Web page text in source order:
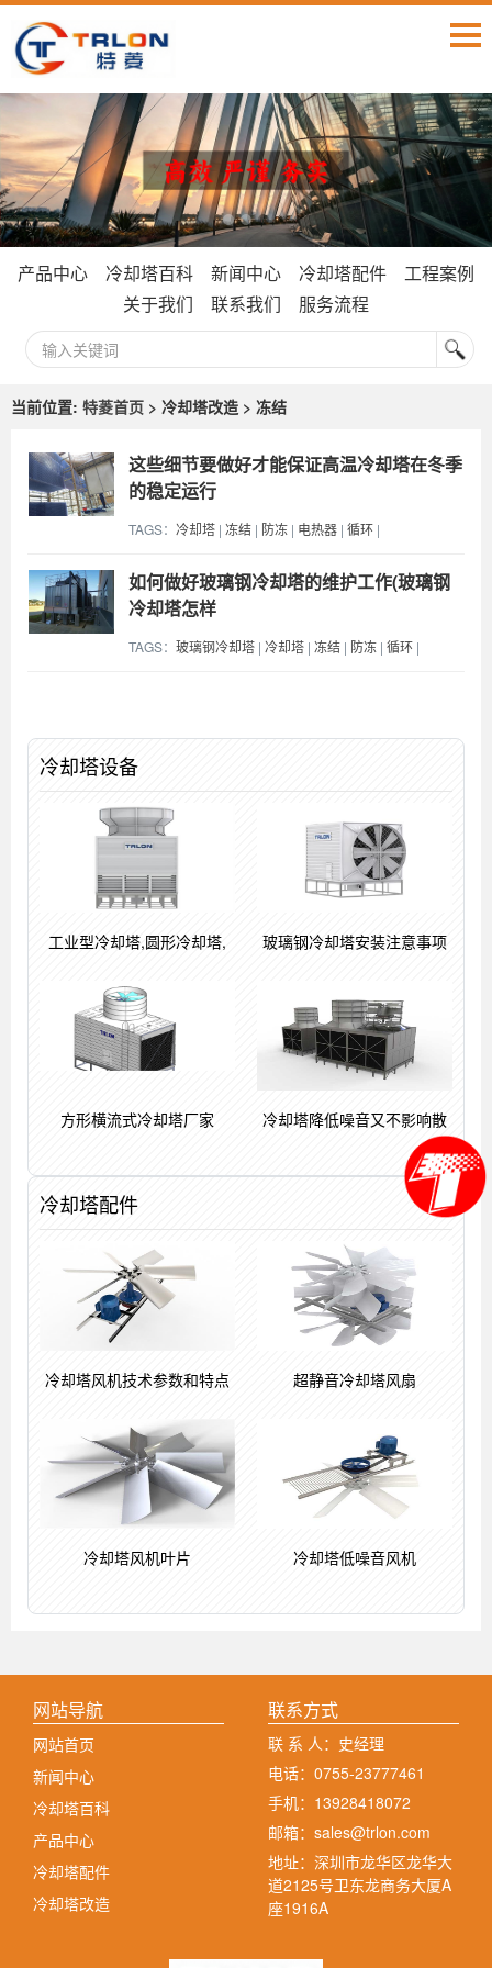
产品中心 冷却塔百科 新闻中心 冷却塔配件
工程案例
关于我们
联系我们 服务流程
当前位置: 特菱首页 > 冷却塔改造 > 冻结
这些细节要做好才能保证高温冷却塔在冬季
的稳定运行
TAGS： 冷却塔 | 冻结 | 防冻 | 电热器 | 循环 |
如何做好玻璃钢冷却塔的维护工作(玻璃钢
冷却塔怎样
TAGS： 玻璃钢冷却塔 | 冷却塔 | 冻结 | 防冻 | 循环 |
冷却塔设备
工业型冷却塔,圆形冷却塔, 玻璃钢冷却塔安装注意事项
方形横流式冷却塔厂家 冷却塔降低噪音又不影响散
冷却塔配件
冷却塔风机技术参数和特点 超静音冷却塔风扇
冷却塔风机叶片 冷却塔低噪音风机
网站导航
网站首页
新闻中心
冷却塔百科
产品中心
冷却塔配件
冷却塔改造
联系方式
联 系 人：史经理
电话：0755-23777461
手机：13928418072
邮箱：sales@trlon.com
地址：深圳市龙华区龙华大
道2125号卫东龙商务大厦A
座1916A